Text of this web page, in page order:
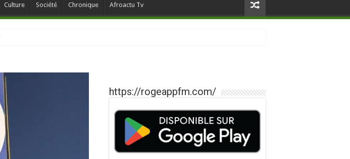
Culture Société Chronique Afroactu Tv
https://rogeappfm.com/